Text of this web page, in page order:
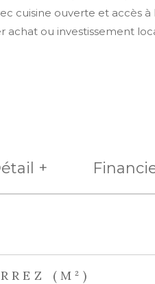
cuisine ouverte et accès
achat ou investissement
+
(M²)